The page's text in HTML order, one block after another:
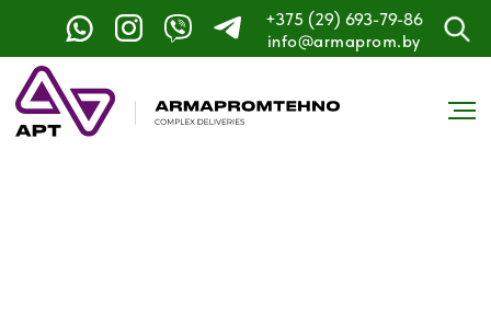
+375 (29) 693-79-86
info@armaprom.by
Контактный телефон: +375 (29) 693-79-86